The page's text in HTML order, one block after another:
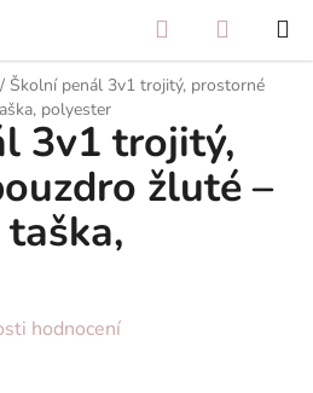
Hledat
KOŠÍK
/ Školní penál 3v1 trojitý, prostorné
polyester
3v1 trojitý,
žluté –
hodnocení